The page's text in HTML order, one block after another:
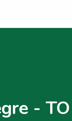
- TO